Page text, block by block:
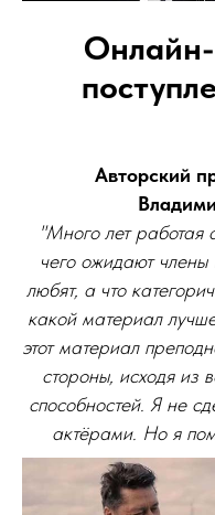
Онлайн-
Авторский
"Много лет работая
чего ожидают
любят, а что
какой материал
этот материал
стороны, исходя из
способностей. Я не
актёрами. Но я